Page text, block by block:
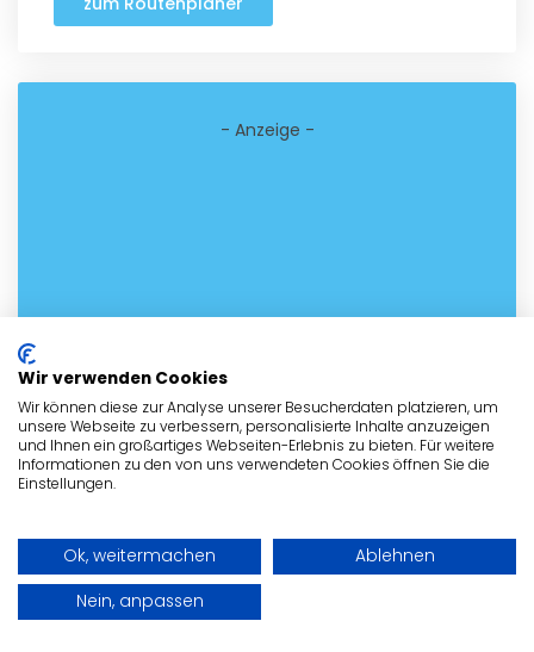
- Anzeige -
Wir verwenden Cookies
Wir können diese zur Analyse unserer Besucherdaten platzieren, um
unsere Webseite zu verbessern, personalisierte Inhalte anzuzeigen
und Ihnen ein großartiges Webseiten-Erlebnis zu bieten. Für weitere
Informationen zu den von uns verwendeten Cookies öffnen Sie die
Einstellungen.
Ok, weitermachen
Ablehnen
Nein, anpassen